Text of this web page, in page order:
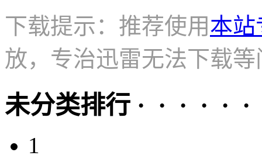
下载提示：推荐使用本站
放，专治迅雷无法下载等
未分类排行 · · · · · ·
1